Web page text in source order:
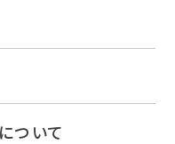
ついて